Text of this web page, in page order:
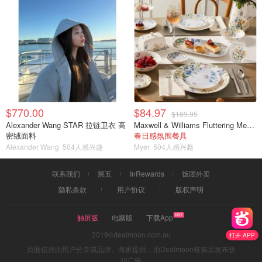
打开 APP
$770.00
Alexander Wang STAR 拉链卫衣 高
密绒面料
Alexander Wang 504人感兴趣
$84.97 $169.95
Maxwell & Williams Fluttering Meadow 12件餐具套装
春日感氛围餐具
Myer 504人感兴趣
联系我们 黑五 InRewards
饭团外卖
隐私条款
用户协议 版权声明
触屏版 电脑版
下载App
2019©dealmoon.com.au
页面信息由用户分享或品牌、商家提供，由Dealmoon核实后发布折
扣广告